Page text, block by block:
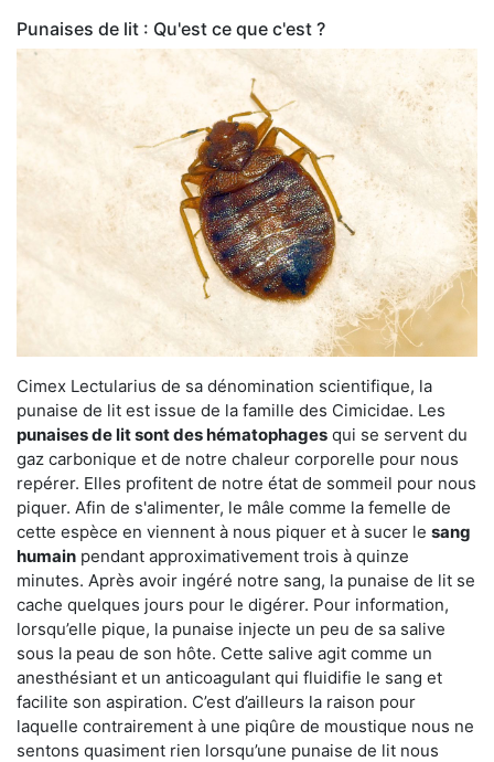
Punaises de lit : Qu'est ce que c'est ?
Cimex Lectularius de sa dénomination scientifique, la
punaise de lit est issue de la famille des Cimicidae. Les
punaises de lit sont des hématophages qui se servent du
gaz carbonique et de notre chaleur corporelle pour nous
repérer. Elles profitent de notre état de sommeil pour nous
piquer. Afin de s'alimenter, le mâle comme la femelle de
cette espèce en viennent à nous piquer et à sucer le sang
humain pendant approximativement trois à quinze
minutes. Après avoir ingéré notre sang, la punaise de lit se
cache quelques jours pour le digérer. Pour information,
lorsqu’elle pique, la punaise injecte un peu de sa salive
sous la peau de son hôte. Cette salive agit comme un
anesthésiant et un anticoagulant qui fluidifie le sang et
facilite son aspiration. C’est d’ailleurs la raison pour
laquelle contrairement à une piqûre de moustique nous ne
sentons quasiment rien lorsqu’une punaise de lit nous